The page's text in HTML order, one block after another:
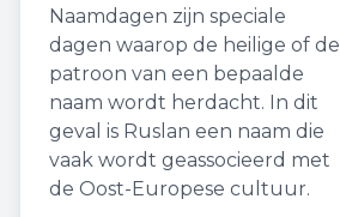
Naamdagen zijn speciale
dagen waarop de heilige of de
patroon van een bepaalde
naam wordt herdacht. In dit
geval is Ruslan een naam die
vaak wordt geassocieerd met
de Oost-Europese cultuur.